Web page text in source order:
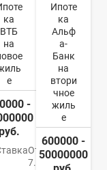
ка
ВТБ
на
е
-
От
7.4%
Ипоте
ка
Альф
а-
Банк
на
втори
чное
жиль
е
600000 -
50000000